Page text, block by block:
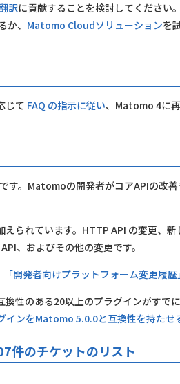
訳に貢献することを検討してください。
か、 Matomo Cloudソリューションを
じて FAQ の指示に従い、Matomo 4に
す。Matomoの開発者がコアAPIの改
られています。HTTP API の変更、
、およびその他の変更です。
「開発者向けプラットフォーム変更履歴」
性のある20以上のプラグインがすで
インをMatomo 5.0.0と互換性を持たせ
件のチケットのリスト